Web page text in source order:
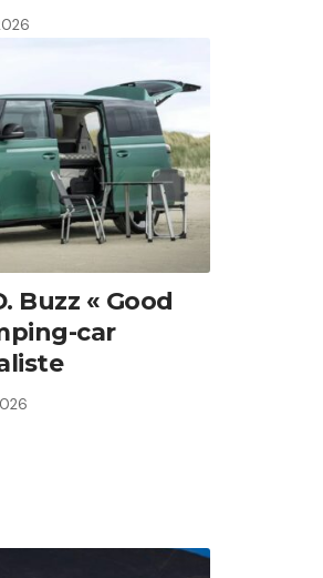
Buzz « Good
car